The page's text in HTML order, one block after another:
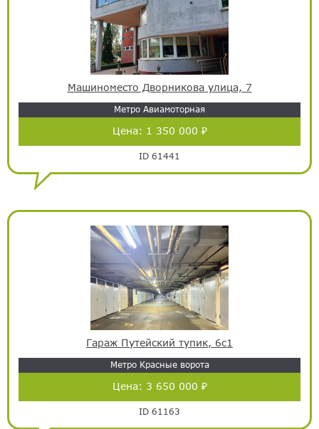
Машиноместо Дворникова улица, 7
Метро Авиамоторная
Цена: 1 350 000 ₽
ID 61441
Гараж Путейский тупик, 6с1
Метро Красные ворота
Цена: 3 650 000 ₽
ID 61163